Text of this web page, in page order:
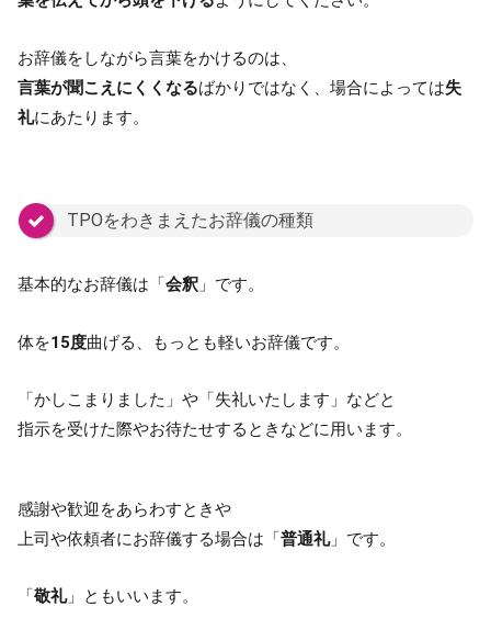
お辞儀をしながら言葉をかけるのは、
言葉が聞こえにくくなるばかりではなく、場合によっては失
礼にあたります。
TPOをわきまえたお辞儀の種類
基本的なお辞儀は「会釈 」です。
体を15度曲げる、もっとも軽いお辞儀です。
「かしこまりました」や「失礼いたします」などと
指示を受けた際やお待たせするときなどに用います。
感謝や歓迎をあらわすときや
上司や依頼者にお辞儀する場合は「普通礼」です。
「敬礼」ともいいます。